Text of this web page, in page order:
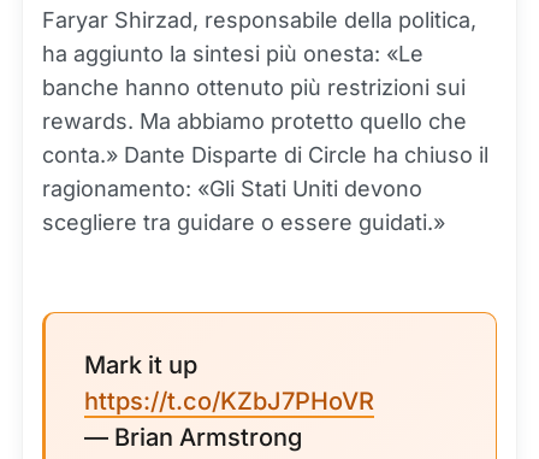
Faryar Shirzad, responsabile della politica,
ha aggiunto la sintesi più onesta: «Le
banche hanno ottenuto più restrizioni sui
rewards. Ma abbiamo protetto quello che
conta.» Dante Disparte di Circle ha chiuso il
ragionamento: «Gli Stati Uniti devono
scegliere tra guidare o essere guidati.»
Mark it up
https://t.co/KZbJ7PHoVR
— Brian Armstrong